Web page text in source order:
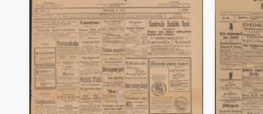
Västra dagbladet Boråsposten
459
träffar
Öresundsposten (Helsingborg : 1847)
459
träffar
Nerikes allehanda
459
träffar
Borås tidning
459
träffar
Jönköpingsposten
459
träffar
Hvad nytt i dag, Sammandragen upplaga af Stockholmstidningen
459
träffar
Gefle dagblad
459
träffar
Skånska dagbladets hyres och platslista
459
träffar